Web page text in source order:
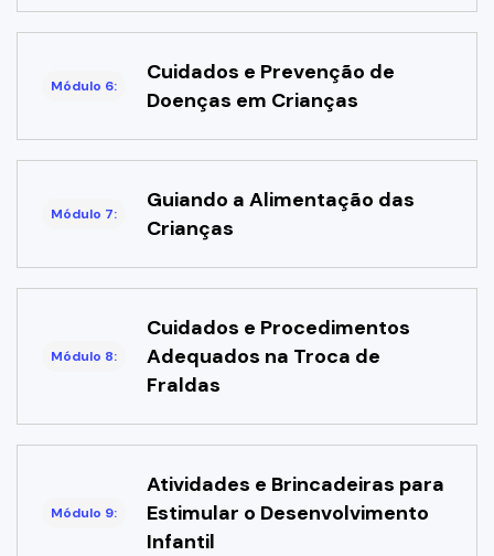
Módulo 6:
Cuidados e Prevenção de
Doenças em Crianças
Módulo 7:
Guiando a Alimentação das
Crianças
Módulo 8:
Cuidados e Procedimentos
Adequados na Troca de
Fraldas
Módulo 9:
Atividades e Brincadeiras para
Estimular o Desenvolvimento
Infantil